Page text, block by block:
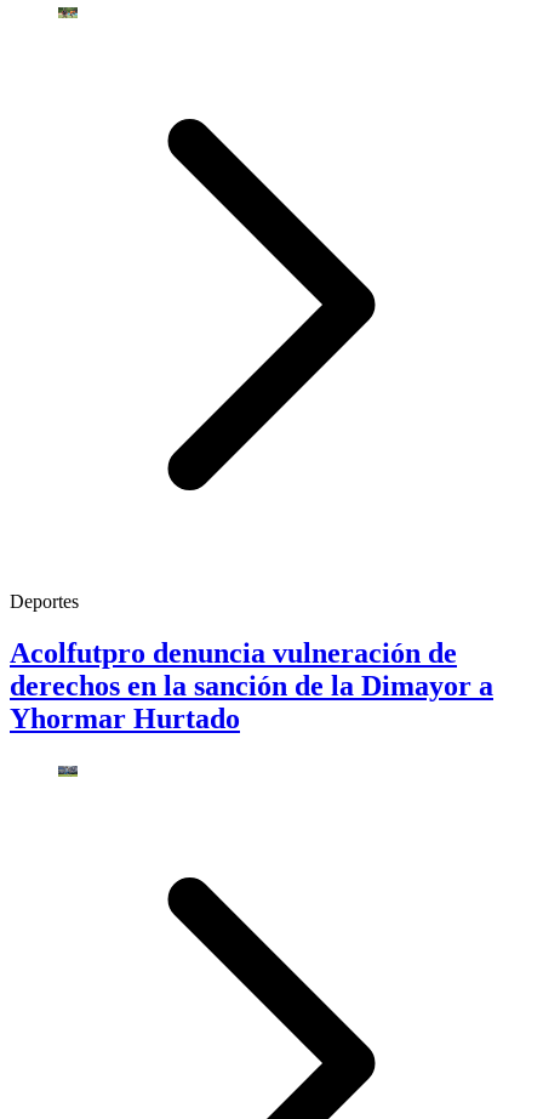
Deportes
Acolfutpro denuncia vulneración de
derechos en la sanción de la Dimayor a
Yhormar Hurtado